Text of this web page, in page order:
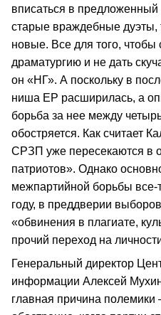
вписаться в предложенный
старые враждебные дуэты,
новые. Все для того,
драматургию и не дать
он «НГ». А поскольку в
ниша ЕР расширилась, а
борьба за нее между
обостряется. Как считает
СРЗП уже пересекаются в
патриотов». Однако
межпартийной борьбы все-
году, в преддверии
«обвинения в плагиате,
прочий переход на
Генеральный директор
информации Алексей
главная причина полемики